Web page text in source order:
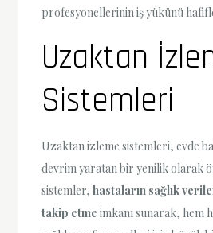
profesyonellerinin iş yükünü
Uzaktan
Sistemleri
Uzaktan izleme sistemleri, evde
devrim yaratan bir yenilik olarak
sistemler,hastaların sağlık
takip etme imkanı sunarak, hem